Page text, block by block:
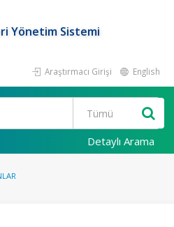
Yönetim Sistemi
Araştırmacı Girişi English
Detaylı Arama